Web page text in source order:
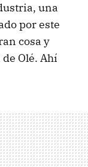
una
por este
cosa y
Olé. Ahí